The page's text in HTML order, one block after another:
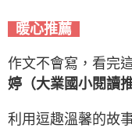
暖心推薦
作文不會寫，看完
婷（大業國小閱讀
利用逗趣溫馨的故